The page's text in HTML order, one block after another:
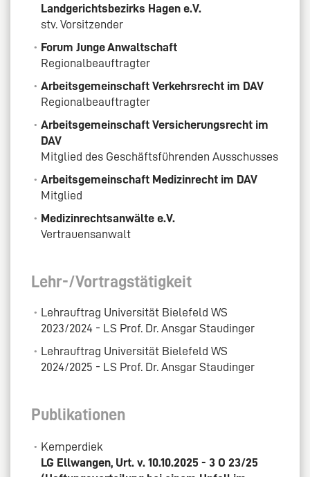
Landgerichtsbezirks Hagen e.V.
stv. Vorsitzender
Forum Junge Anwaltschaft
Regionalbeauftragter
Arbeitsgemeinschaft Verkehrsrecht im DAV
Regionalbeauftragter
Arbeitsgemeinschaft Versicherungsrecht im
DAV
Mitglied des Geschäftsführenden Ausschusses
Arbeitsgemeinschaft Medizinrecht im DAV
Mitglied
Medizinrechtsanwälte e.V.
Vertrauensanwalt
Lehr-/Vortragstätigkeit
Lehrauftrag Universität Bielefeld WS
2023/2024 - LS Prof. Dr. Ansgar Staudinger
Lehrauftrag Universität Bielefeld WS
2024/2025 - LS Prof. Dr. Ansgar Staudinger
Publikationen
Kemperdiek
LG Ellwangen, Urt. v. 10.10.2025 - 3 O 23/25